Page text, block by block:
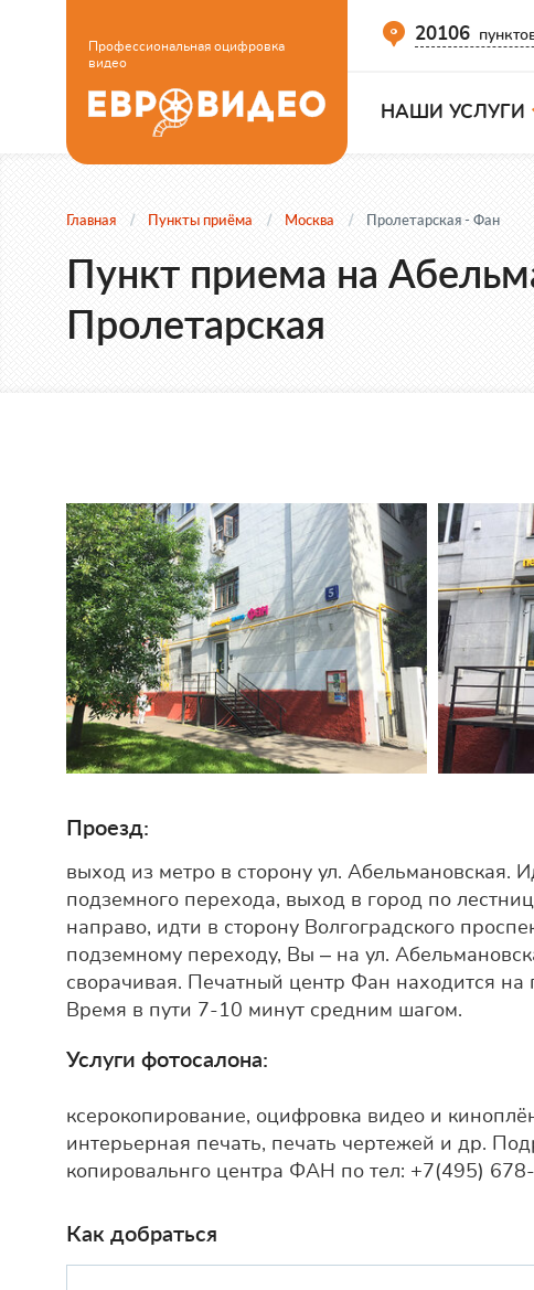
Профессиональная оцифровка
видео
20106
НАШИ УСЛУГИ
Главная Пункты приёма Москва Пролетарская - Фан
Пункт приема на
Пролетарская
Проезд:
выход из метро в сторону ул. Абельмановская.
подземного перехода, выход в город по
направо, идти в сторону Волгоградского
подземному переходу, Вы – на ул.
сворачивая. Печатный центр Фан находится
Время в пути 7-10 минут средним шагом.
Услуги фотосалона:
ксерокопирование, оцифровка видео и
интерьерная печать, печать чертежей и др.
копировальнго центра ФАН по тел: +7(495)
Как добраться